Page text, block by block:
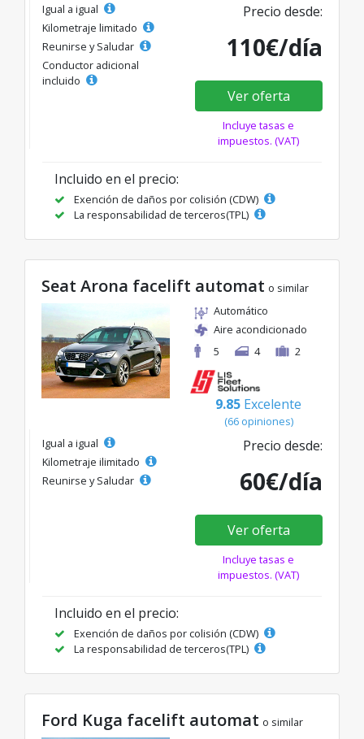
Igual a igual
Kilometraje limitado
Reunirse y Saludar
Conductor adicional
incluido
Precio desde:
110€/día
Ver oferta
Incluye tasas e
impuestos. (VAT)
Incluido en el precio:
Exención de daños por colisión (CDW)
La responsabilidad de terceros(TPL)
Seat Arona facelift automat o similar
Automático
Aire acondicionado
5
4 2
9.85 Excelente
(66 opiniones)
Igual a igual
Kilometraje ilimitado
Reunirse y Saludar
Precio desde:
60€/día
Ver oferta
Incluye tasas e
impuestos. (VAT)
Incluido en el precio:
Exención de daños por colisión (CDW)
La responsabilidad de terceros(TPL)
Ford Kuga facelift automat o similar